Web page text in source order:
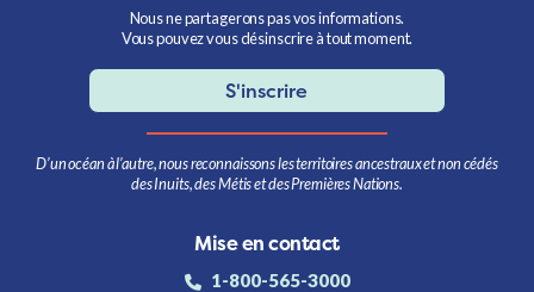
Nous ne partagerons pas vos informations.
Vous pouvez vous désinscrire à tout moment.
S'inscrire
D’un océan à l’autre, nous reconnaissons les territoires ancestraux et non cédés
des Inuits, des Métis et des Premières Nations.
Mise en contact
1-800-565-3000